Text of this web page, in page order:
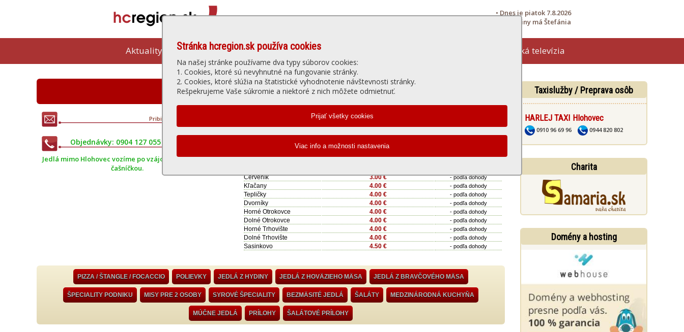
• Dnes je piatok 7.8.2026
• Meniny má Štefánia
Aktuality Kam vybehnúť Denné menu Hlohovská televízia
Stránka hcregion.sk používa cookies
Na našej stránke používame dva typy súborov cookies:
1. Cookies, ktoré sú nevyhnutné na fungovanie stránky.
2. Cookies, ktoré slúžia na štatistické vyhodnotenie návštevnosti stránky.
Rešpekrujeme Vaše súkromie a niektoré z nich môžete odmietnuť.
Reštaurácia JAŠTERKA - Jedálny lístok
Pribinova 17, Hlohovec
• Tel.: 0904 127 055
Objednávky: 0904 127 055 • 0944 154 114
Jedlá mimo Hlohovec vozíme po vzájomnej dohode s
čašníčkou.
Hlohovec ZDARMA - podľa dohody
2.00 €
(priemyselná zóna 1,00 €)
Červeník 3.00 € - podľa dohody
Kľačany 4.00 € - podľa dohody
Tepličky 4.00 € - podľa dohody
Dvorníky 4.00 € - podľa dohody
Horné Otrokovce 4.00 € - podľa dohody
Dolné Otrokovce 4.00 € - podľa dohody
Horné Trhovište 4.00 € - podľa dohody
Dolné Trhovište 4.00 € - podľa dohody
Sasinkovo 4.50 € - podľa dohody
PIZZA / ŠTANGLE / FOCACCIO POLIEVKY JEDLÁ Z HYDINY JEDLÁ Z HOVÄZIEHO MÄSA JEDLÁ Z BRAVČOVÉHO MÄSA
ŠPECIALITY PODNIKU MISY PRE 2 OSOBY SYROVÉ ŠPECIALITY BEZMÄSITÉ JEDLÁ ŠALÁTY MEDZINÁRODNÁ KUCHYŇA
MÚČNE JEDLÁ PRÍLOHY ŠALÁTOVÉ PRÍLOHY
Taxislužby / Preprava osôb
HARLEJ TAXI Hlohovec
0910 96 69 96 0944 820 802
Charita
Domény a hosting